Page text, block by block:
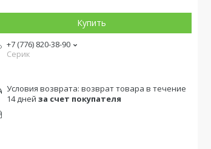
Купить
+7 (776) 820-38-90
Серик
возврат товара в течение
14 дней за счет покупателя